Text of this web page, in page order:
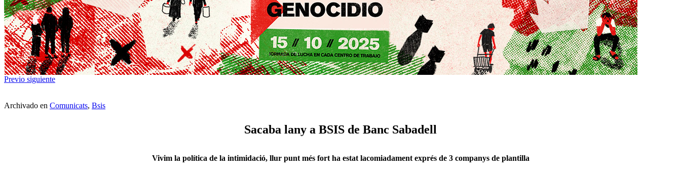
Previo siguiente
Archivado en Comunicats, Bsis
Sacaba lany a BSIS de Banc Sabadell
Vivim la política de la intimidació, llur punt més fort ha estat lacomiadament exprés de 3 companys de plantilla